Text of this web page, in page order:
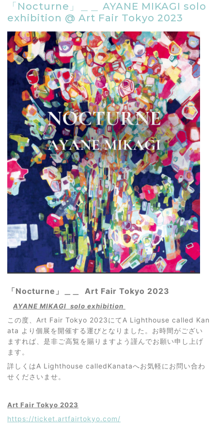
「Nocturne」＿＿ AYANE MIKAGI solo
exhibition @ Art Fair Tokyo 2023
「Nocturne」 ＿＿ Art Fair Tokyo 2023
AYANE MIKAGI solo exhibition
この度、Art Fair Tokyo 2023にてA Lighthouse called Kan
ata より個展を開催する運びとなりました。お時間がござい
ますれば、是非ご高覧を賜りますよう謹んでお願い申し上げ
ます。
詳しくはA Lighthouse calledKanataへお気軽にお問い合わ
せくださいませ。
Art Fair Tokyo 2023
https://ticket.artfairtokyo.com/